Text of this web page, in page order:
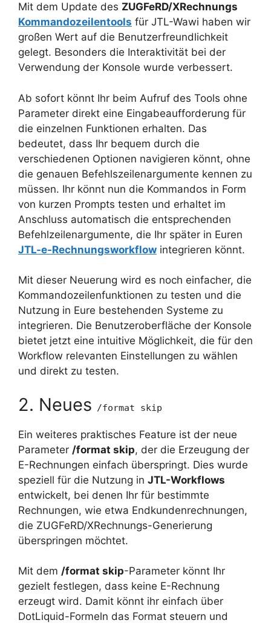
Mit dem Update des ZUGFeRD/XRechnungs
Kommandozeilentools für JTL-Wawi haben wir
großen Wert auf die Benutzerfreundlichkeit
gelegt. Besonders die Interaktivität bei der
Verwendung der Konsole wurde verbessert.
Ab sofort könnt Ihr beim Aufruf des Tools ohne
Parameter direkt eine Eingabeaufforderung für
die einzelnen Funktionen erhalten. Das
bedeutet, dass Ihr bequem durch die
verschiedenen Optionen navigieren könnt, ohne
die genauen Befehlszeilenargumente kennen zu
müssen. Ihr könnt nun die Kommandos in Form
von kurzen Prompts testen und erhaltet im
Anschluss automatisch die entsprechenden
Befehlzeilenargumente, die Ihr später in Euren
JTL-e-Rechnungsworkflow integrieren könnt.
Mit dieser Neuerung wird es noch einfacher, die
Kommandozeilenfunktionen zu testen und die
Nutzung in Eure bestehenden Systeme zu
integrieren. Die Benutzeroberfläche der Konsole
bietet jetzt eine intuitive Möglichkeit, die für den
Workflow relevanten Einstellungen zu wählen
und direkt zu testen.
2. Neues /format skip
Ein weiteres praktisches Feature ist der neue
Parameter /format skip, der die Erzeugung der
E-Rechnungen einfach überspringt. Dies wurde
speziell für die Nutzung in JTL-Workflows
entwickelt, bei denen Ihr für bestimmte
Rechnungen, wie etwa Endkundenrechnungen,
die ZUGFeRD/XRechnungs-Generierung
überspringen möchtet.
Mit dem /format skip-Parameter könnt Ihr
gezielt festlegen, dass keine E-Rechnung
erzeugt wird. Damit könnt ihr einfach über
DotLiquid-Formeln das Format steuern und